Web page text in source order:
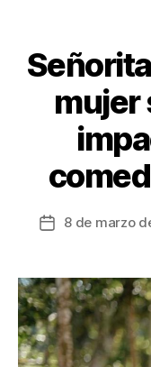
mujer
Fecha
entrada
8 de marzo